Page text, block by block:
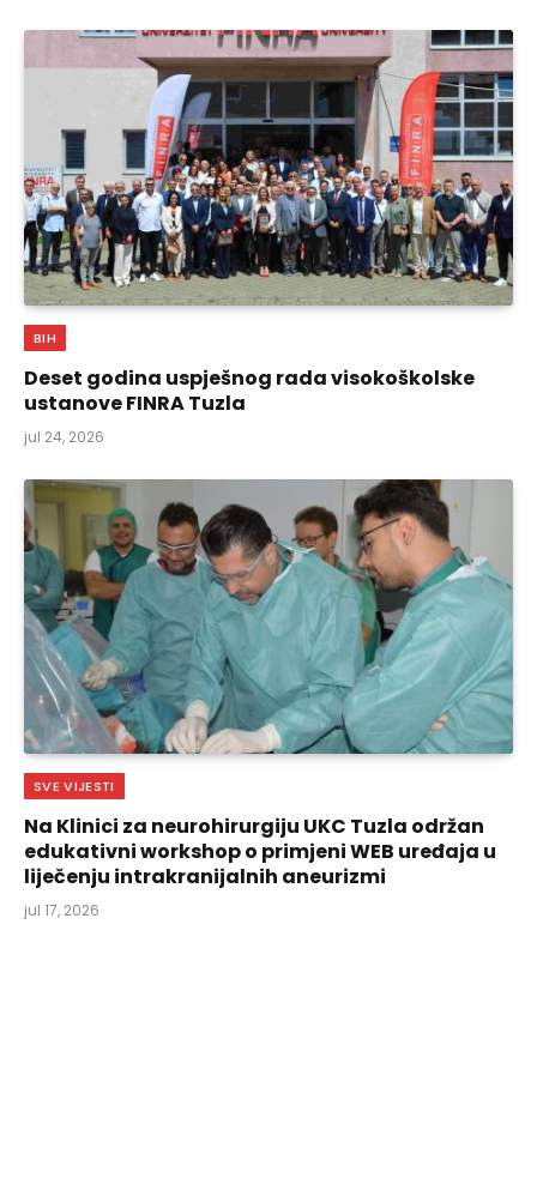
BIH
Deset godina uspješnog rada visokoškolske
ustanove FINRA Tuzla
jul 24, 2026
SVE VIJESTI
Na Klinici za neurohirurgiju UKC Tuzla održan
edukativni workshop o primjeni WEB uređaja u
liječenju intrakranijalnih aneurizmi
jul 17, 2026